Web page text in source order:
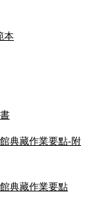
本
典藏作業要點-附
典藏作業要點